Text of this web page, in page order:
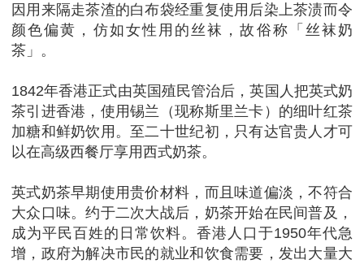
因用来隔走茶渣的白布袋经重复使用后染上茶渍而令
颜色偏黄，仿如女性用的丝袜，故俗称「丝袜奶
茶」。
1842年香港正式由英国殖民管治后，英国人把英式奶
茶引进香港，使用锡兰（现称斯里兰卡）的细叶红茶
加糖和鲜奶饮用。至二十世纪初，只有达官贵人才可
以在高级西餐厅享用西式奶茶。
英式奶茶早期使用贵价材料，而且味道偏淡，不符合
大众口味。约于二次大战后，奶茶开始在民间普及，
成为平民百姓的日常饮料。香港人口于1950年代急
增，政府为解决市民的就业和饮食需要，发出大量大